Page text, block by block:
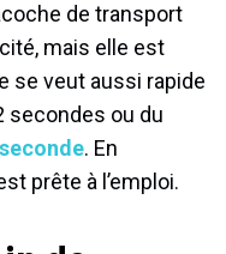
de transport
mais elle est
se veut aussi rapide
secondes ou du
. En
prête à l’emploi.